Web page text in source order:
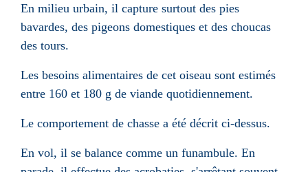
En milieu urbain, il capture surtout des pies
bavardes, des pigeons domestiques et des choucas
des tours.
Les besoins alimentaires de cet oiseau sont estimés
entre 160 et 180 g de viande quotidiennement.
Le comportement de chasse a été décrit ci-dessus.
En vol, il se balance comme un funambule. En